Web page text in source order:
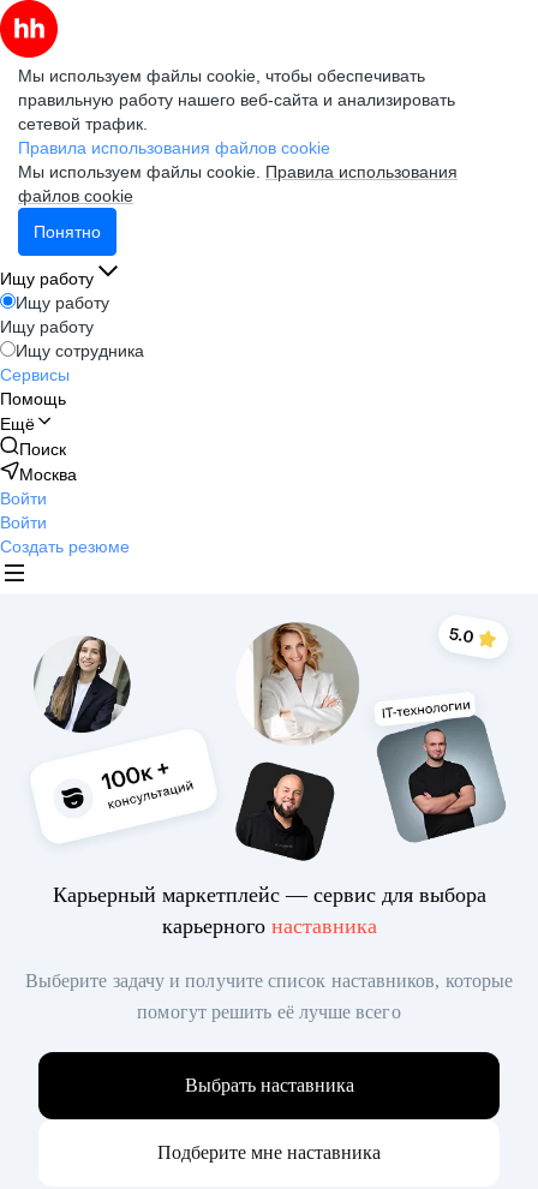
Мы используем файлы cookie, чтобы обеспечивать
правильную работу нашего веб-сайта и анализировать
сетевой трафик.
Правила использования файлов cookie
Мы используем файлы cookie. Правила использования
файлов cookie
Понятно
Ищу работу
Ищу работу
Ищу работу
Ищу сотрудника
Сервисы
Помощь
Ещё
Поиск
Москва
Войти
Войти
Создать резюме
Карьерный маркетплейс — сервис для выбора
карьерного наставника
Выберите задачу и получите список наставников, которые
помогут решить её лучше всего
Выбрать наставника
Подберите мне наставника